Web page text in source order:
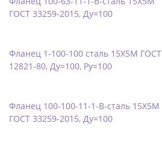
ГОСТ 33259-2015, Ду=100
Фланец 1-100-100 сталь 15Х5М ГОСТ
12821-80, Ду=100, Ру=100
Фланец 100-100-11-1-B-сталь 15Х5М
ГОСТ 33259-2015, Ду=100